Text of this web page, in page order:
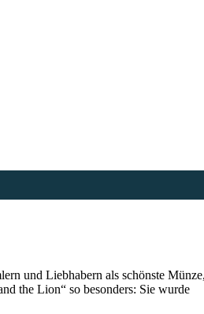
und Liebhabern als schönste
the Lion“ so besonders: Sie wurde